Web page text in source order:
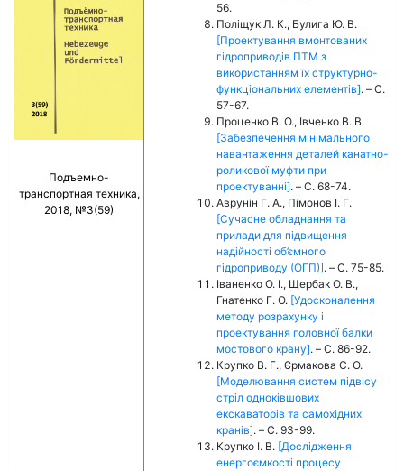
Подъемно-
транспортная техника,
2018, №3(59)
56.
Поліщук Л. К., Булига Ю. В.
[Проектування вмонтованих
гідроприводів ПТМ з
використанням їх структурно-
функціональних елементів]. – C.
57-67.
Проценко В. О., Івченко В. В.
[Забезпечення мінімального
навантаження деталей канатно-
роликової муфти при
проектуванні]. – C. 68-74.
Аврунін Г. А., Пімонов І. Г.
[Сучасне обладнання та
прилади для підвищення
надійності об’ємного
гідроприводу (ОГП)]. – C. 75-85.
Іваненко О. І., Щербак О. В.,
Гнатенко Г. О. [Удосконалення
методу розрахунку і
проектування головної балки
мостового крану]. – C. 86-92.
Крупко В. Г., Єрмакова С. О.
[Моделювання систем підвісу
стріл одноківшових
екскаваторів та самохідних
кранів]. – C. 93-99.
Крупко І. В. [Дослідження
енергоємкості процесу